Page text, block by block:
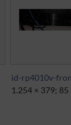
id-rp4010v-
1.254 × 379; 85